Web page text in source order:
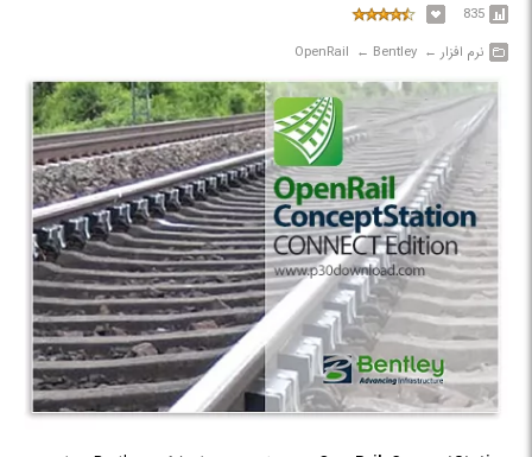
835
نرم افزار‎ ← ‏ Bentley‎ ← ‏ OpenRail